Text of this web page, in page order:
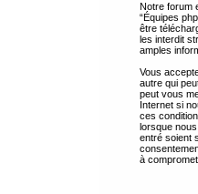
Notre forum
“Équipes
être
les interdit
amples
Vous
autre qui
peut vous
Internet si
ces
lorsque
entré soient
à